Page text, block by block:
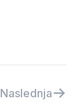
Naslednja